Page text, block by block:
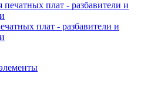
плат - разбавители и